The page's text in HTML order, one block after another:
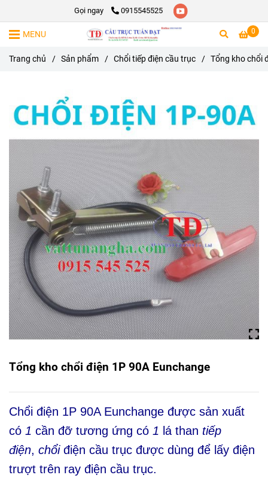
Gọi ngay 0915545525
0
MENU
Trang chủ / Sản phẩm / Chổi tiếp điện cầu trục / Tổng kho chổi
Tổng kho chổi điện 1P 90A Eunchange
Chổi điện 1P 90A Eunchange được sản xuất
có 1 cần đỡ tương ứng có 1 lá than tiếp
điện, chổiđiện cầu trục được dùng để lấy điện
trượt trên ray điện cầu trục.